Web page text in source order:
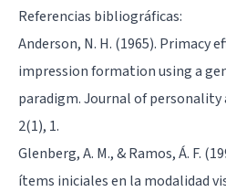
Referencias bibliográficas:
Anderson, N. H. (1965). Primacy
impression formation using a
paradigm. Journal of personality
2(1), 1.
Glenberg, A. M., & Ramos, Á. F.
ítems iniciales en la modalidad